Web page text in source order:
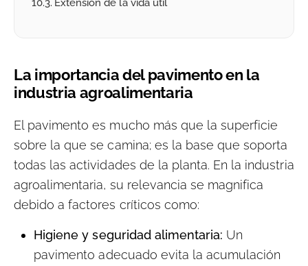
Extensión de la vida útil
La importancia del pavimento en la
industria agroalimentaria
El pavimento es mucho más que la superficie
sobre la que se camina; es la base que soporta
todas las actividades de la planta. En la industria
agroalimentaria, su relevancia se magnifica
debido a factores críticos como:
Higiene y seguridad alimentaria: Un
pavimento adecuado evita la acumulación